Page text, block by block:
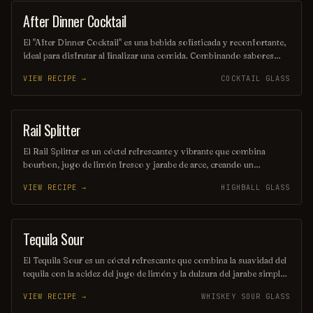
ORDINARY DRINK
After Dinner Cocktail
El "After Dinner Cocktail" es una bebida sofisticada y reconfortante,
ideal para disfrutar al finalizar una comida. Combinando sabores
experiencia placentera que invita a la conversación y el relax.
Perfecto para los amantes de los sabores intensos y dulces.
VIEW RECIPE → COCKTAIL GLASS
COCKTAIL
Rail Splitter
El Rail Splitter es un cóctel refrescante y vibrante que combina
bourbon, jugo de limón fresco y jarabe de arce, creando un
rodaja de limón y una ramita de menta, este trago es ideal para
disfrutar en una tarde soleada. Su nombre rinde homenaje al famoso
presidente estadounidense Abraham Lincoln, conocido como el
"Rail Splitter".
VIEW RECIPE → HIGHBALL GLASS
ORDINARY DRINK
Tequila Sour
El Tequila Sour es un cóctel refrescante que combina la suavidad del
tequila con la acidez del jugo de limón y la dulzura del jarabe simple.
con una rodaja de limón o una cereza. Su equilibrio entre sabores
VIEW RECIPE → WHISKEY SOUR GLASS